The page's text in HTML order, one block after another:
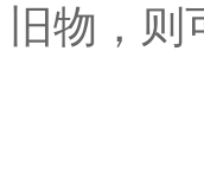
旧物，